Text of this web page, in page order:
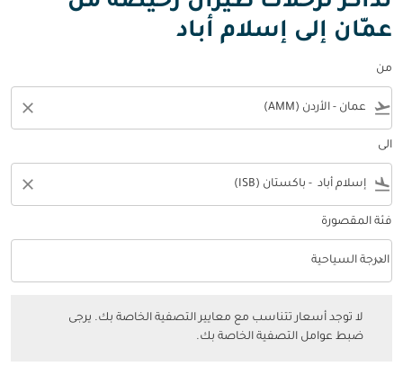
عمّان إلى إسلام أباد
من
flight_takeoff
close
الى
flight_land
close
فئة المقصورة
فئة المقصورة option الدرجة السياحية Selected
الدرجة السياحية
keyboard_arrow_down
لا توجد أسعار تتناسب مع معايير التصفية الخاصة بك. يرجى
ضبط عوامل التصفية الخاصة بك.